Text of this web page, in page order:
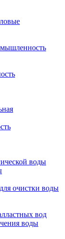
воды
очистки воды
вод
воды